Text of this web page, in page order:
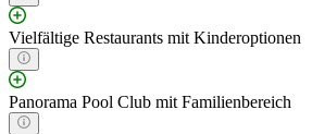
Vielfältige Restaurants mit Kinderoptionen
Panorama Pool Club mit Familienbereich